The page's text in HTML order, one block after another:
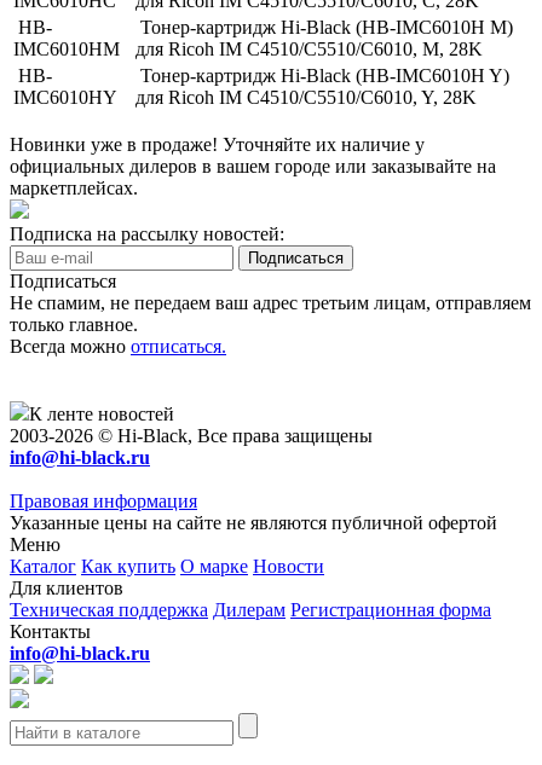
HB-
IMC6010HM
Тонер-картридж Hi-Black (HB-IMC6010H M)
для Ricoh IM C4510/C5510/C6010, M, 28K
HB-
IMC6010HY
Тонер-картридж Hi-Black (HB-IMC6010H Y)
для Ricoh IM C4510/C5510/C6010, Y, 28K
Новинки уже в продаже! Уточняйте их наличие у
официальных дилеров в вашем городе или заказывайте на
маркетплейсах.
Подписка на рассылку новостей:
Подписаться
Не спамим, не передаем ваш адрес третьим лицам, отправляем
только главное.
Всегда можно отписаться.
К ленте новостей
2003-2026 © Hi-Black, Все права защищены
info@hi-black.ru
Правовая информация
Указанные цены на сайте не являются публичной офертой
Меню
Каталог Как купить О марке Новости
Для клиентов
Техническая поддержка Дилерам Регистрационная форма
Контакты
info@hi-black.ru